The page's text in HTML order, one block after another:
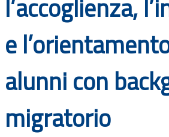
l’accoglienza,
e
alunni con
migratorio